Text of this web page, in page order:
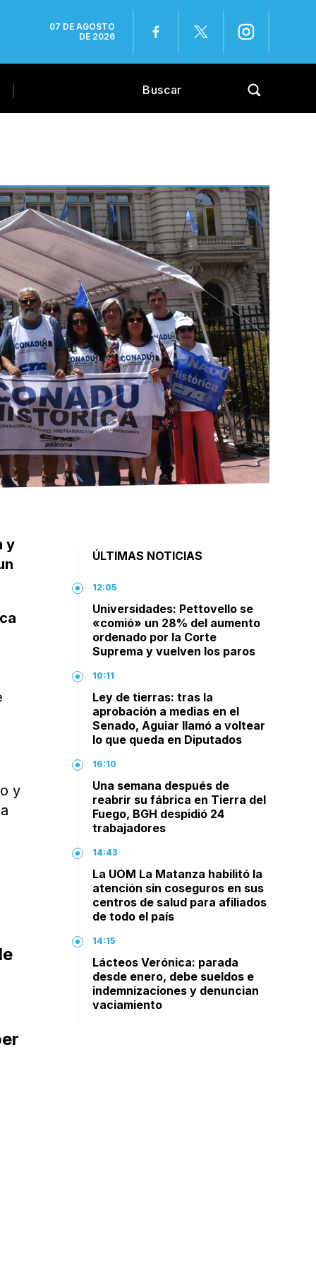
07 DE AGOSTO
DE 2026
y
y
ÚLTIMAS NOTICIAS
12:05
Universidades: Pettovello se
«comió» un 28% del aumento
ordenado por la Corte
Suprema y vuelven los paros
10:11
Ley de tierras: tras la
aprobación a medias en el
Senado, Aguiar llamó a voltear
lo que queda en Diputados
16:10
Una semana después de
reabrir su fábrica en Tierra del
Fuego, BGH despidió 24
trabajadores
14:43
La UOM La Matanza habilitó la
atención sin coseguros en sus
centros de salud para afiliados
de todo el país
14:15
Lácteos Verónica: parada
desde enero, debe sueldos e
indemnizaciones y denuncian
vaciamiento